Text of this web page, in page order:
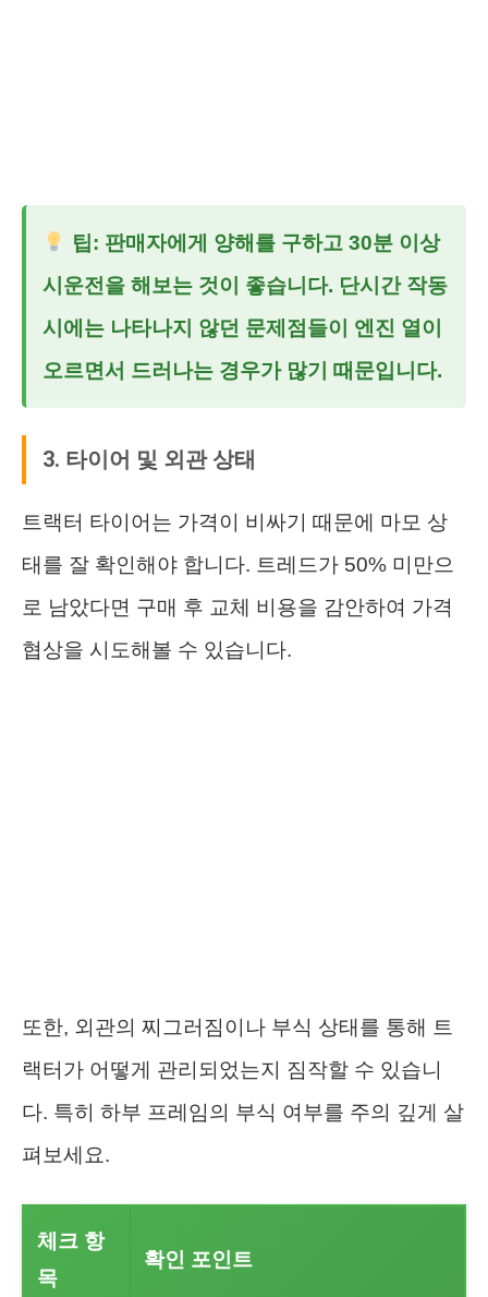
팁: 판매자에게 양해를 구하고 30분 이상
시운전을 해보는 것이 좋습니다. 단시간 작동
시에는 나타나지 않던 문제점들이 엔진 열이
오르면서 드러나는 경우가 많기 때문입니다.
3. 타이어 및 외관 상태
트랙터 타이어는 가격이 비싸기 때문에 마모 상
태를 잘 확인해야 합니다. 트레드가 50% 미만으
로 남았다면 구매 후 교체 비용을 감안하여 가격
협상을 시도해볼 수 있습니다.
또한, 외관의 찌그러짐이나 부식 상태를 통해 트
랙터가 어떻게 관리되었는지 짐작할 수 있습니
다. 특히 하부 프레임의 부식 여부를 주의 깊게 살
펴보세요.
체크 항
목
확인 포인트